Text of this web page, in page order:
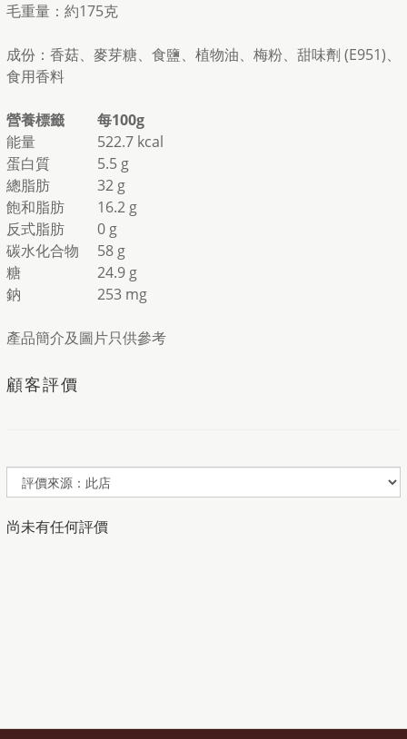
毛重量：約175克
成份：香菇、麥芽糖、食鹽、植物油、梅粉、甜味劑 (E951)、
食用香料
營養標籤
每100g
能量
522.7 kcal
蛋白質
5.5 g
總脂肪
32 g
飽和脂肪
16.2 g
反式脂肪
0 g
碳水化合物
58 g
糖
24.9 g
鈉
253 mg
產品簡介及圖片只供參考
顧客評價
尚未有任何評價